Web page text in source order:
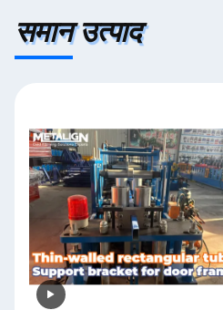
समान उत्पाद